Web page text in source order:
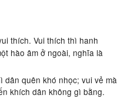
thích. Vui thích thì hanh
hào âm ở ngoài, nghĩa là
quên khó nhọc; vui vẻ mà
khích dân không gì bằng.